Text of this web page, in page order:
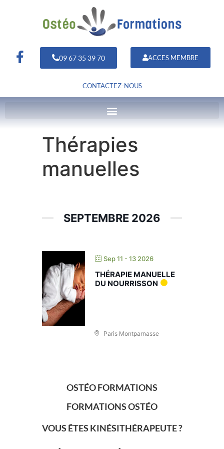
09 67 35 39 70 ACCES MEMBRE
CONTACTEZ-NOUS
Thérapies
manuelles
SEPTEMBRE 2026
Sep 11 - 13 2026
THÉRAPIE MANUELLE
DU NOURRISSON
Paris Montparnasse
OSTÉO FORMATIONS
FORMATIONS OSTÉO
VOUS ÊTES KINÉSITHÉRAPEUTE ?